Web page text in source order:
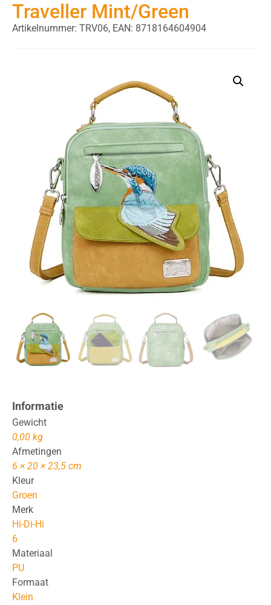
Traveller Mint/Green
Artikelnummer: TRV06, EAN: 8718164604904
Informatie
Gewicht
0,00 kg
Afmetingen
6 × 20 × 23,5 cm
Kleur
Groen
Merk
Hi-Di-Hi
6
Materiaal
PU
Formaat
Klein